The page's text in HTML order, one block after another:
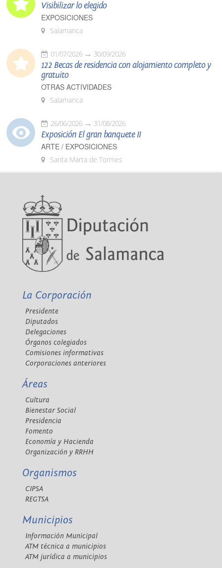
Visibilizar lo elegido
EXPOSICIONES
Salamanca
01/07/2026 30/09/2026
122 Becas de residencia con alojamiento completo y
gratuito
OTRAS ACTIVIDADES
Salamanca
26/06/2026 31/08/2026
Exposición El gran banquete II
ARTE / EXPOSICIONES
Santa Marta de Tormes
La Corporación
Presidente
Diputados
Delegaciones
Órganos colegiados
Comisiones informativas
Corporaciones anteriores
Áreas
Cultura
Bienestar Social
Presidencia
Fomento
Economía y Hacienda
Organización y RRHH
Organismos
CIPSA
REGTSA
Municipios
Información Municipal
ATM técnica a municipios
ATM jurídica a municipios